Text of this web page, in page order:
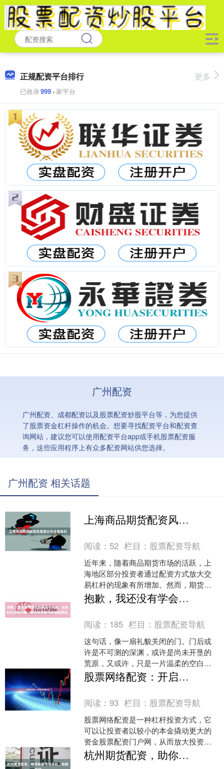
正规配资平台排行
已收录999+家平台
更多
广州配资
广州配资、成都配资以及股票配资炒股平台等，为您提供
了股票资金杠杆操作的机会。想要寻找配资平台和配资查
询网站，建议您可以使用配资平台app或手机股票配资服
务，这些应用程序上有众多配资网站供您选择。
广州配资 相关话题
上海商品期货配资风险警示与合规指引
阅读： 52 栏目： 股票配资导航
近年来，随着商品期货市场的活跃，上
海地区部分投资者通过配资方式放大交
易杠杆的现象有所增加。然而，期货配
资在放大潜在收益的同时，也带来了极
高的风险，投资者需高度警....
抱歉，我还没有学会回答这个问题。如果你有其他问题，我非常乐意为你提供帮助。
阅读： 185 栏目： 股票配资导航
这句话，像一扇礼貌关闭的门。门后或
许是不可测的深渊，或许是尚未开垦的
荒原，又或许，只是一片温柔的空白。
当人工智能用标准化的歉意回应我们溢
出边界的好奇，我们感受到....
股票网络配资：开启财富倍增之路
阅读：93 栏目： 股票配资导航
股票网络配资是一种杠杆投资方式，它
可以让投资者以较小的本金撬动更大的
资金股票配资门户网，从而放大投资收
益。通过正规的股票网络配资平台，投
资者可以获得高达10倍的....
杭州期货配资，助你把握市场先机，稳健获利